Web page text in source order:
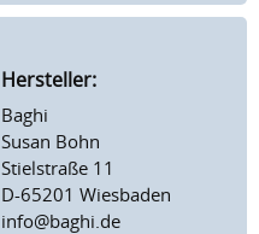
Hersteller:
Baghi
Susan Bohn
Stielstraße 11
D-65201 Wiesbaden
info@baghi.de